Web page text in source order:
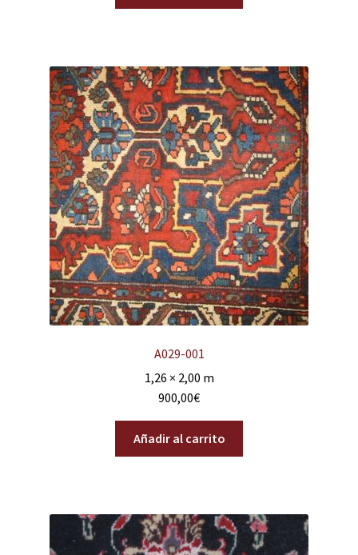
A029-001
1,26 × 2,00 m
900,00€
Añadir al carrito